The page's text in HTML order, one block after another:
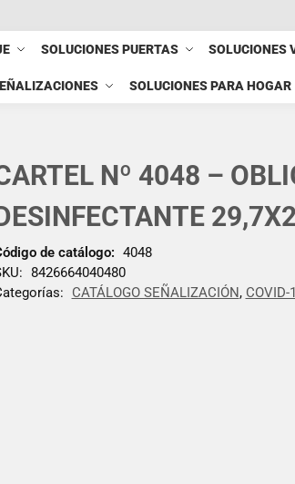
SOLUCIONES PUERTAS SOLUCIONES
SOLUCIONES PARA HOGAR
Nº 4048 –
de catálogo: 4048
8426664040480
CATÁLOGO SEÑALIZACIÓN, COVID-